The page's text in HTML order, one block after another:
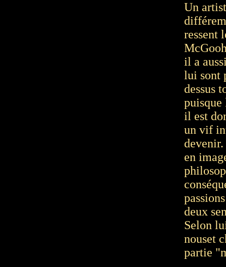
Un
ressent
il a
lui sont
dessus
puisque
il est
un vif
en
deux
Selon
nouset
partie